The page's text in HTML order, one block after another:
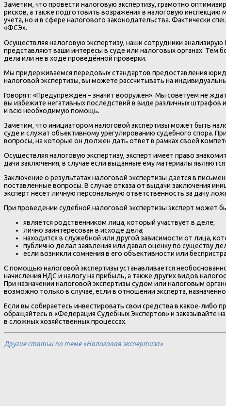
Заметим, что провести налоговую экспертизу, грамотно
рисков, а также подготовить возражения в налоговую инспекцию
учета, но и в сфере налогового законодательства. Фактически
«ФСЭ».
Осуществляя налоговую экспертизу, наши сотрудники
представляют ваши интересы в суде или налоговых органах. Тем
дела или не в ходе проведённой проверки.
Мы придерживаемся передовых стандартов предоставления
налоговой экспертизы, вы можете рассчитывать на
Говорят: «Предупрежден – значит вооружен». Мы советуем не
вы избежите негативных последствий в виде различных
и всю необходимую помощь.
Заметим, что инициатором налоговой экспертизы может быть
суде и служат объективному урегулированию судебного спора.
вопросы, на которые он должен дать ответ в рамках своей
Осуществляя налоговую экспертизу, эксперт имеет право
дачи заключения, в случае если выданные ему материалы
Заключение о результатах налоговой экспертизы дается в
поставленные вопросы. В случае отказа от выдачи заключения
эксперт несет личную персональную ответственность за дачу
При проведении судебной налоговой экспертизы эксперт может
является родственником лица, который участвует в деле;
лично заинтересован в исходе дела;
находится в служебной или другой зависимости от лица,
публично делал заявления или давал оценку по существу
если возникли сомнения в его объективности или
С помощью налоговой экспертизы устанавливается
начисления НДС и налогу на прибыль, а также других видов
При назначении налоговой экспертизы судом или налоговым
возможно только в случае, если в отношении эксперта,
Если вы собираетесь инвестировать свои средства в какое-
обращайтесь в «Федерация Судебных Экспертов» и заказывайте
в сложных хозяйственных процессах.
Другие статьи по теме «Налоговая экспертиза»